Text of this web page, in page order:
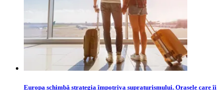
Europa schimbă strategia împotriva supraturismului. Orașele care îi